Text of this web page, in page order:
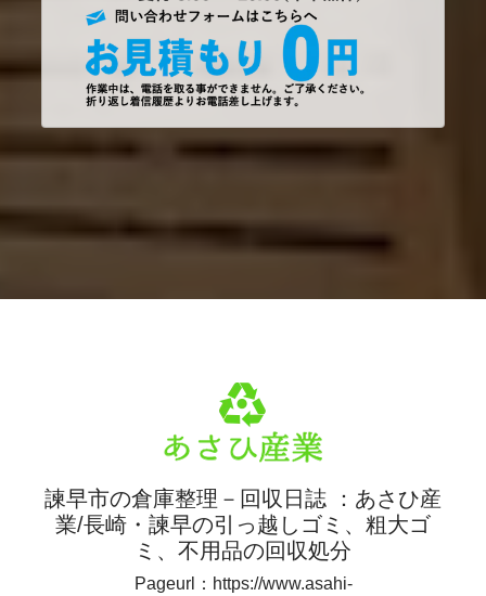
諫早市の倉庫整理－回収日誌 ：あさひ産
業/長崎・諫早の引っ越しゴミ、粗大ゴ
ミ、不用品の回収処分
Pageurl：https://www.asahi-